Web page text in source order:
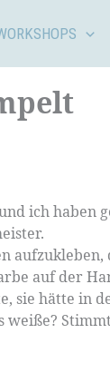
ich haben
auf der
hätte in